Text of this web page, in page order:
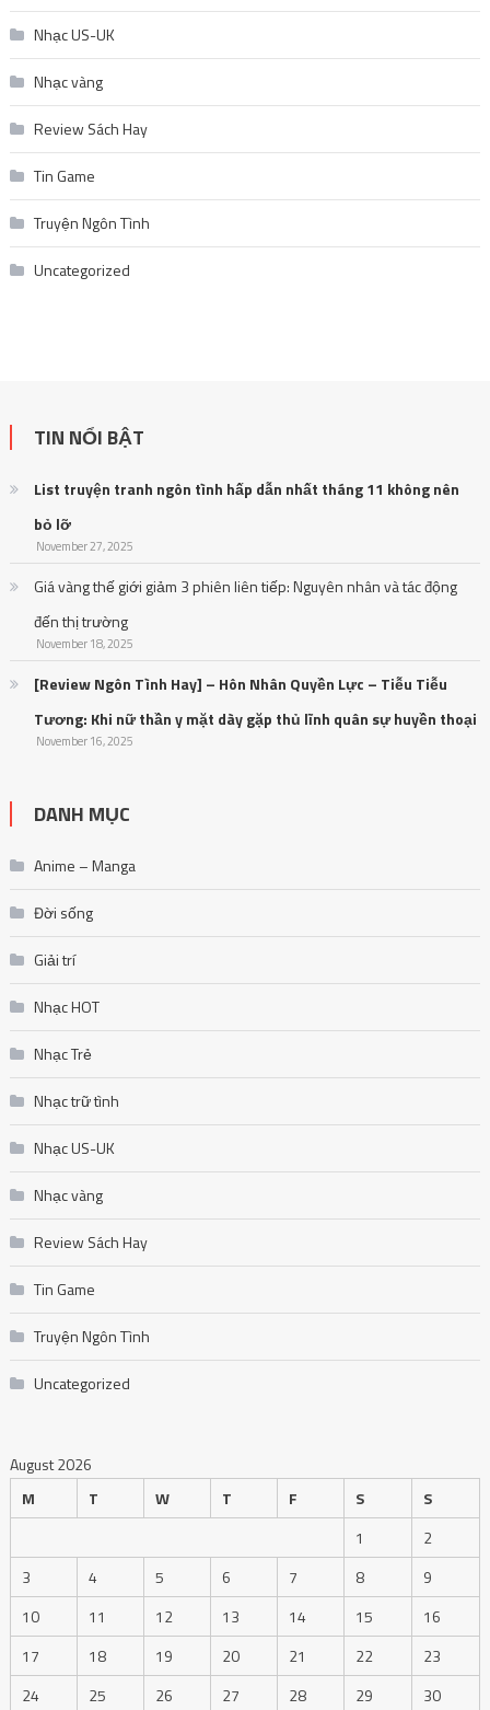
Nhạc US-UK
Nhạc vàng
Review Sách Hay
Tin Game
Truyện Ngôn Tình
Uncategorized
TIN NỔI BẬT
List truyện tranh ngôn tình hấp dẫn nhất tháng 11 không nên
bỏ lỡ
November 27, 2025
Giá vàng thế giới giảm 3 phiên liên tiếp: Nguyên nhân và tác động
đến thị trường
November 18, 2025
[Review Ngôn Tình Hay] – Hôn Nhân Quyền Lực – Tiễu Tiễu
Tương: Khi nữ thần y mặt dày gặp thủ lĩnh quân sự huyền thoại
November 16, 2025
DANH MỤC
Anime – Manga
Đời sống
Giải trí
Nhạc HOT
Nhạc Trẻ
Nhạc trữ tình
Nhạc US-UK
Nhạc vàng
Review Sách Hay
Tin Game
Truyện Ngôn Tình
Uncategorized
August 2026
M
T W T F S
S
1
2
3
4 5 6 7 8
9
10
11 12 13 14 15
16
17
18 19 20 21 22
23
24
25 26 27 28 29 30